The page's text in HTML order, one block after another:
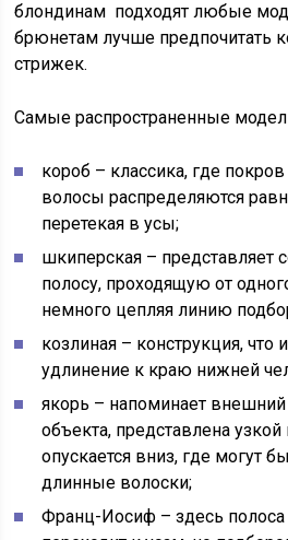
блондинам подходят любые
брюнетам лучше предпочитать
стрижек.
Самые распространенные
короб – классика, где
волосы распределяются
перетекая в усы;
шкиперская – представляет
полосу, проходящую от
немного цепляя линию
козлиная – конструкция,
удлинение к краю нижней
якорь – напоминает
объекта, представлена узкой
опускается вниз, где могут
длинные волоски;
Франц-Иосиф – здесь полоса